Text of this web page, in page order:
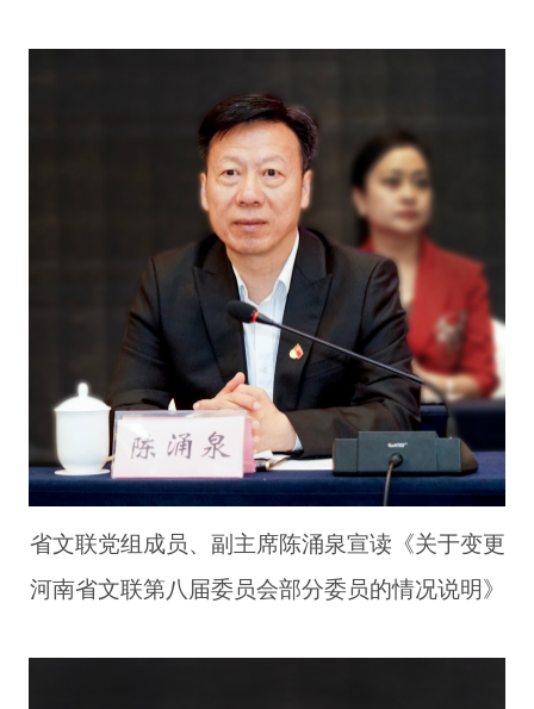
省文联党组成员、副主席陈涌泉宣读《关于变更
河南省文联第八届委员会部分委员的情况说明》